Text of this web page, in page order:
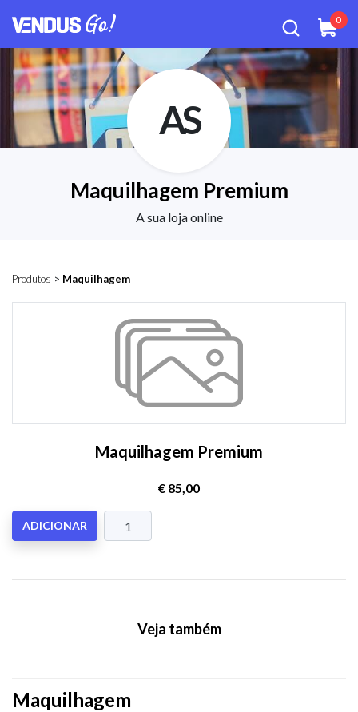
0
AS
Maquilhagem Premium
A sua loja online
Produtos > Maquilhagem
Maquilhagem Premium
€ 85,00
ADICIONAR
Veja também
Maquilhagem